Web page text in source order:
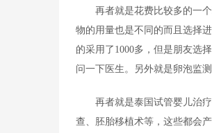
再者就是花费比较多的一
物的用量也是不同的而且选择
的采用了1000多，但是朋友选
问一下医生。另外就是卵泡监
再者就是泰国试管婴儿治
查、胚胎移植术等，这些都会